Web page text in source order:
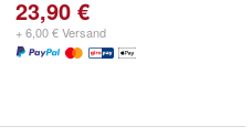
23,90 €
+ 6,00 € Versand